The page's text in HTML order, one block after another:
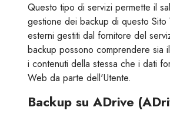
Questo tipo di servizi permette il
gestione dei backup di questo
esterni gestiti dal fornitore del
backup possono comprendere sia
i contenuti della stessa che i dati
Web da parte dell'Utente.
Backup su ADrive